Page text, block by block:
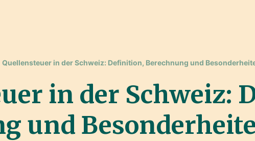
Quellensteuer in der Schweiz: Definition, Berechnung und
in der Schweiz:
und